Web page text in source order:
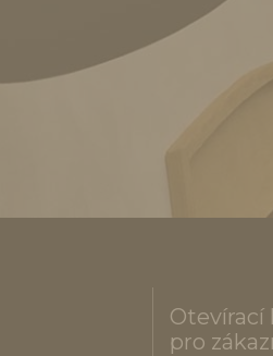
Otevírací
pro